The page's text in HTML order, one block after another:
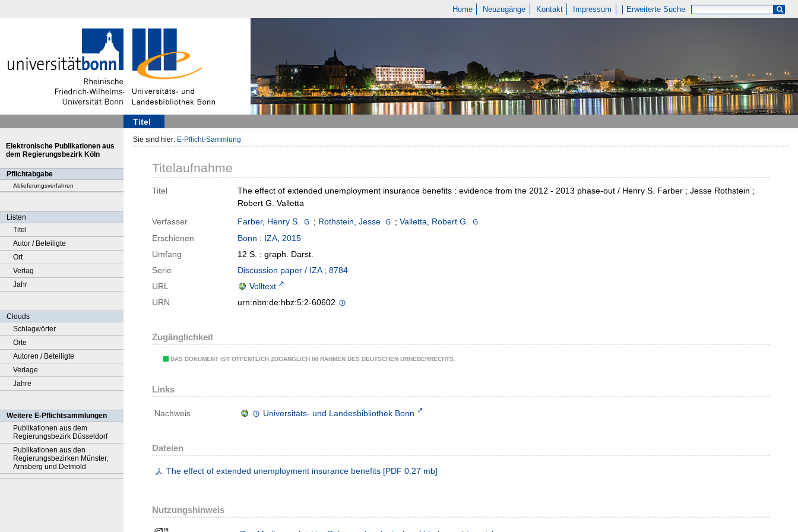
Home Neuzugänge Kontakt Impressum Erweiterte Suche
Titel
Elektronische Publikationen aus
dem Regierungsbezirk Köln
Pflichtabgabe
Ablieferungsverfahren
Listen
Titel
Autor / Beteiligte
Ort
Verlag
Jahr
Clouds
Schlagwörter
Orte
Autoren / Beteiligte
Verlage
Jahre
Weitere E-Pflichtsammlungen
Publikationen aus dem
Regierungsbezirk Düsseldorf
Publikationen aus den
Regierungsbezirken Münster,
Arnsberg und Detmold
Sie sind hier: E-Pflicht-Sammlung
Titelaufnahme
Titel
The effect of extended unemployment insurance benefits : evidence from the 2012 - 2013 phase-out / Henry S. Farber ; Jesse Rothstein ;
Robert G. Valletta
Verfasser
Farber, Henry S. ; Rothstein, Jesse ; Valletta, Robert G.
Erschienen
Bonn : IZA, 2015
Umfang
12 S. : graph. Darst.
Serie
Discussion paper / IZA ; 8784
URL
Volltext
URN
urn:nbn:de:hbz:5:2-60602
Zugänglichkeit
DAS DOKUMENT IST ÖFFENTLICH ZUGÄNGLICH IM RAHMEN DES DEUTSCHEN URHEBERRECHTS.
Links
Nachweis Universitäts- und Landesbibliothek Bonn
Dateien
The effect of extended unemployment insurance benefits [PDF 0.27 mb]
Nutzungshinweis